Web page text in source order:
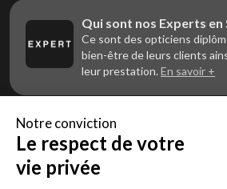
Qui sont nos Experts en
Ce sont des opticiens
bien-être de leurs clients
leur prestation. En savoir +
Vous êtes un
vous souhaitez nous
Contactez Alliance Optic, la
Notre conviction
Le respect de votre
vie privée